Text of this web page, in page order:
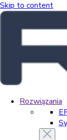
Skip to content
Rozwiązania